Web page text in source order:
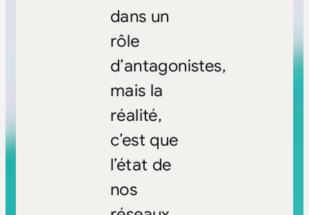
dans un
rôle
d’antagonistes,
mais la
réalité,
c’est que
l’état de
nos